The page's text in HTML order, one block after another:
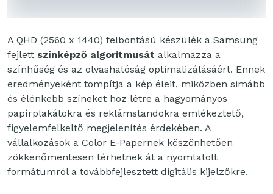
A QHD (2560 x 1440) felbontású készülék a Samsung
fejlett színképző algoritmusát alkalmazza a
színhűség és az olvashatóság optimalizálásáért. Ennek
eredményeként tompítja a kép éleit, miközben simább
és élénkebb színeket hoz létre a hagyományos
papírplakátokra és reklámstandokra emlékeztető,
figyelemfelkeltő megjelenítés érdekében. A
vállalkozások a Color E-Papernek köszönhetően
zökkenőmentesen térhetnek át a nyomtatott
formátumról a továbbfejlesztett digitális kijelzőkre.